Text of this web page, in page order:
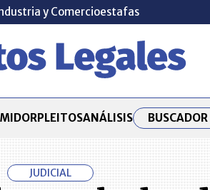
y Comercioestafas
PLEITOSANÁLISIS
JUDICIAL